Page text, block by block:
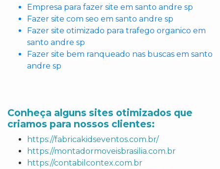
Empresa para fazer site em santo andre sp
Fazer site com seo em santo andre sp
Fazer site otimizado para trafego organico em
santo andre sp
Fazer site bem ranqueado nas buscas em santo
andre sp
Conheça alguns sites otimizados que
criamos para nossos clientes:
https://fabricakidseventos.com.br/
https://montadormoveisbrasilia.com.br
https://contabilcontex.com.br